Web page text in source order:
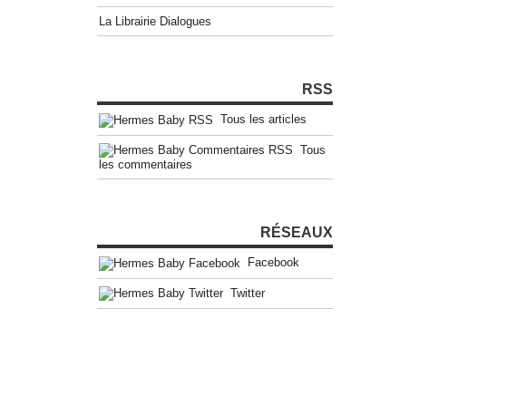
La Librairie Dialogues
RSS
Tous les articles
Tous
les commentaires
RÉSEAUX
Facebook
Twitter